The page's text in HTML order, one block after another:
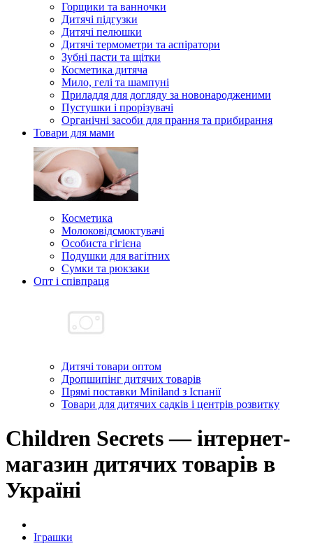
Горщики та ванночки
Дитячі підгузки
Дитячі пелюшки
Дитячі термометри та аспіратори
Зубні пасти та щітки
Косметика дитяча
Мило, гелі та шампуні
Приладдя для догляду за новонародженими
Пустушки і прорізувачі
Органічні засоби для прання та прибирання
Товари для мами
Косметика
Молоковідсмоктувачі
Особиста гігієна
Подушки для вагітних
Сумки та рюкзаки
Опт і співпраця
Дитячі товари оптом
Дропшипінг дитячих товарів
Прямі поставки Miniland з Іспанії
Товари для дитячих садків і центрів розвитку
Children Secrets — інтернет-
магазин дитячих товарів в
Україні
Іграшки